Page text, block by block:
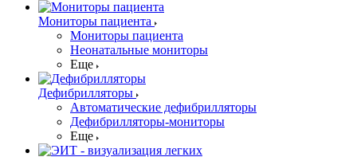
Мониторы пациента
Мониторы пациента
Неонатальные мониторы
Еще
Дефибрилляторы
Автоматические дефибрилляторы
Дефибрилляторы-мониторы
Еще